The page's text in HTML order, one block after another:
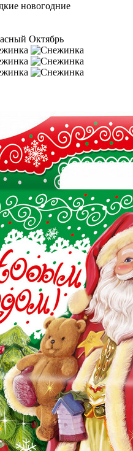
новогодние